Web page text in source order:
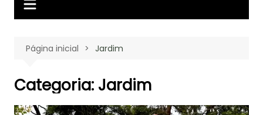
Página inicial Jardim
Categoria: Jardim